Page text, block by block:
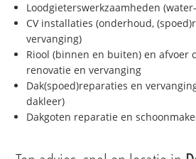
Loodgieterswerkzaamheden
CV installaties (onderhoud,
vervanging)
Riool (binnen en buiten) en afvoer
renovatie en vervanging
Dak(spoed)reparaties en
dakleer)
Dakgoten reparatie en